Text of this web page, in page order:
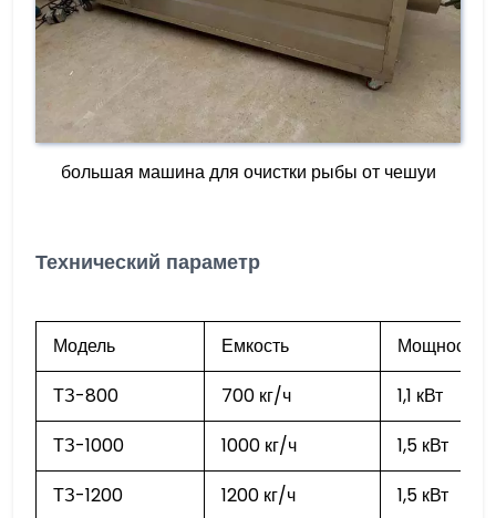
большая машина для очистки рыбы от чешуи
Технический параметр
Модель Емкость
Мощность
ТЗ-800
700 кг/ч
1,1 кВт
ТЗ-1000
1000 кг/ч
1,5 кВт
ТЗ-1200
1200 кг/ч
1,5 кВт